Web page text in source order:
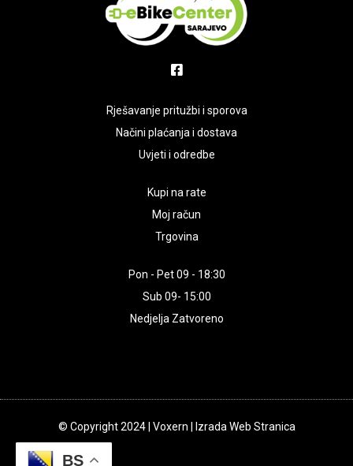
Rješavanje pritužbi i sporova
Načini plaćanja i dostava
Uvjeti i odredbe
Kupi na rate
Moj račun
Trgovina
Pon - Pet 09 - 18:30
Sub 09- 15:00
Nedjelja Zatvoreno
© Copyright 2024 | Voxern | Izrada Web Stranica
BS